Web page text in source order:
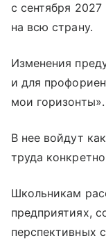
с сентября 2027
на всю страну.
Изменения
и для
мои горизонты».
В нее войдут
труда
Школьникам
предприятиях,
перспективных